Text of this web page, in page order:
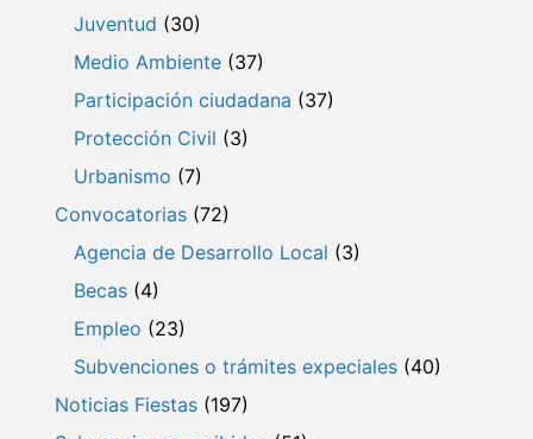
Juventud (30)
Medio Ambiente (37)
Participación ciudadana (37)
Protección Civil (3)
Urbanismo (7)
Convocatorias (72)
Agencia de Desarrollo Local (3)
Becas (4)
Empleo (23)
Subvenciones o trámites expeciales (40)
Noticias Fiestas (197)